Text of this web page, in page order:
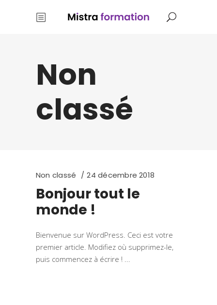
Non
classé
Non classé 24 décembre 2018
Bonjour tout le
monde !
Bienvenue sur WordPress. Ceci est votre
premier article. Modifiez où supprimez-le,
puis commencez à écrire !